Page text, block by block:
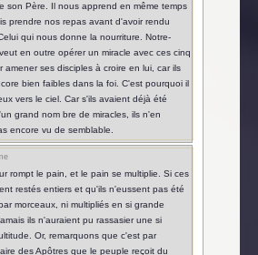
son Père. Il nous apprend en même temps
prendre nos repas avant d'avoir rendu
qui nous donne la nourriture. Notre-
en outre opérer un miracle avec ces cinq
amener ses disciples à croire en lui, car ils
bien faibles dans la foi. C'est pourquoi il
vers le ciel. Car s'ils avaient déjà été
grand nom bre de miracles, ils n'en
encore vu de semblable.
rompt le pain, et le pain se multiplie. Si ces
restés entiers et qu'ils n'eussent pas été
morceaux, ni multipliés en si grande
ils n'auraient pu rassasier une si
Or, remarquons que c'est par
des Apôtres que le peuple reçoit du